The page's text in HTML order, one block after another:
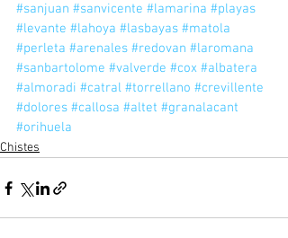
#sanjuan #sanvicente #lamarina #playas
#levante #lahoya #lasbayas #matola
#perleta #arenales #redovan #laromana
#sanbartolome #valverde #cox #albatera
#almoradi #catral #torrellano #crevillente
#dolores #callosa #altet #granalacant
#orihuela
Chistes